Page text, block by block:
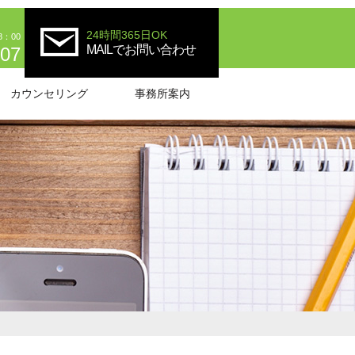
：00 24時間365日OK
MAILでお問い合わせ
カウンセリング 事務所案内